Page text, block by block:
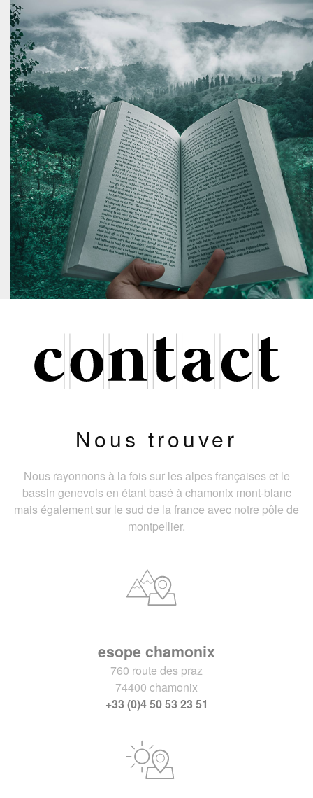
Nous trouver
Nous rayonnons à la fois sur les alpes françaises et le
bassin genevois en étant basé à chamonix mont-blanc
mais également sur le sud de la france avec notre pôle de
montpellier.
esope chamonix
760 route des praz
74400 chamonix
+33 (0)4 50 53 23 51